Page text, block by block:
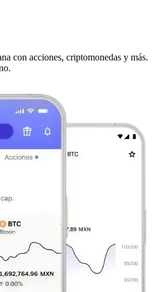
con acciones, criptomonedas y más.